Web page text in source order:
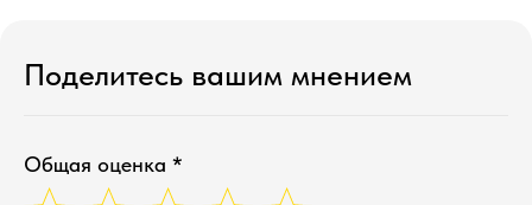
Поделитесь вашим мнением
Общая оценка *